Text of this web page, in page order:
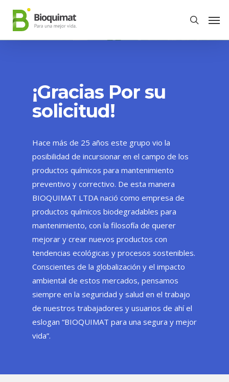
¡Gracias Por su
solicitud!
Hace más de 25 años este grupo vio la
posibilidad de incursionar en el campo de los
productos químicos para mantenimiento
preventivo y correctivo. De esta manera
BIOQUIMAT LTDA nació como empresa de
productos químicos biodegradables para
mantenimiento, con la filosofía de querer
mejorar y crear nuevos productos con
tendencias ecológicas y procesos sostenibles.
Conscientes de la globalización y el impacto
ambiental de estos mercados, pensamos
siempre en la seguridad y salud en el trabajo
de nuestros trabajadores y usuarios de ahí el
eslogan “BIOQUIMAT para una segura y mejor
vida”.